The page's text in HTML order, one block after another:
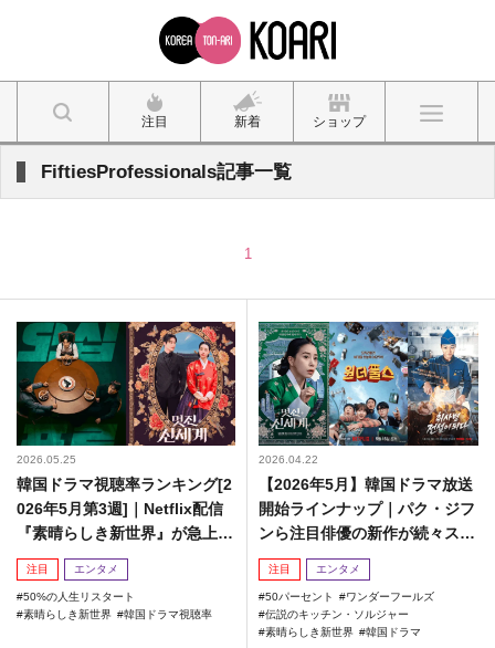
注目 新着 ショップ
FiftiesProfessionals記事一覧
1
2026.05.25
韓国ドラマ視聴率ランキング[2
026年5月第3週]｜Netflix配信
『素晴らしき新世界』が急上
昇！
注目 エンタメ
50%の人生リスタート
素晴らしき新世界
韓国ドラマ視聴率
2026.04.22
【2026年5月】韓国ドラマ放送
開始ラインナップ｜パク・ジフ
ンら注目俳優の新作が続々スタ
ート！
注目 エンタメ
50パーセント
ワンダーフールズ
伝説のキッチン・ソルジャー
素晴らしき新世界
韓国ドラマ